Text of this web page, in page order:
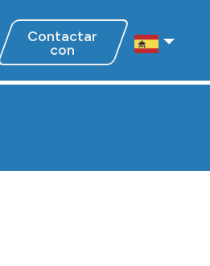
Contactar
con
Select